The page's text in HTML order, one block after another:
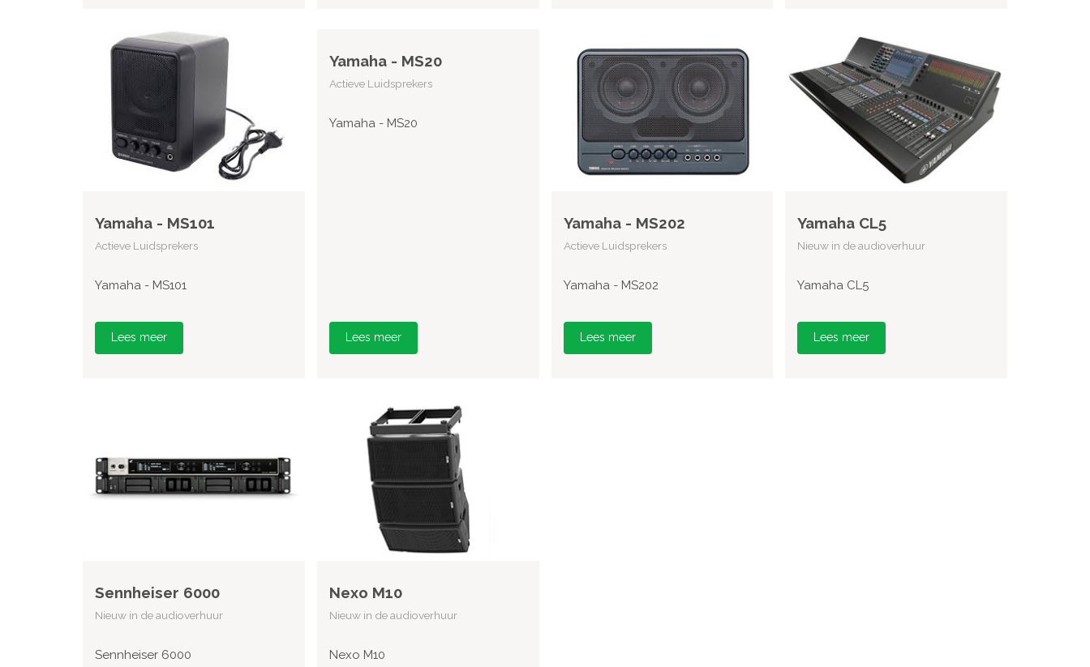
Yamaha - MS101
Actieve Luidsprekers
Yamaha - MS101
Lees meer
Yamaha - MS20
Actieve Luidsprekers
Yamaha - MS20
Lees meer
Yamaha - MS202
Actieve Luidsprekers
Yamaha - MS202
Lees meer
Yamaha CL5
Nieuw in de audioverhuur
Yamaha CL5
Lees meer
Sennheiser 6000
Nieuw in de audioverhuur
Sennheiser 6000
Nexo M10
Nieuw in de audioverhuur
Nexo M10